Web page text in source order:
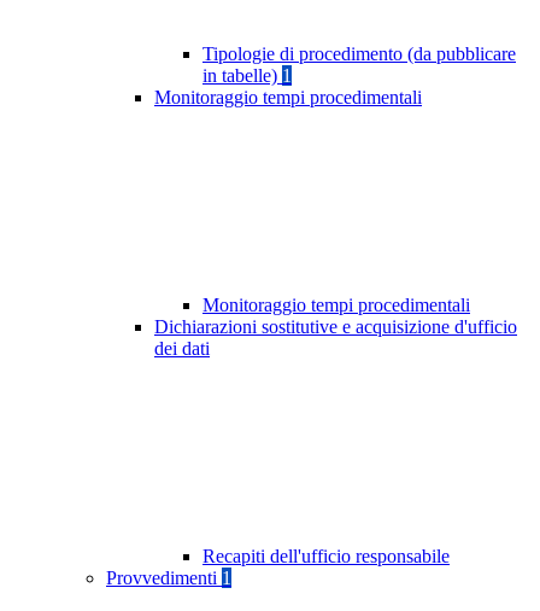
Tipologie di procedimento (da pubblicare
in tabelle) 1
Monitoraggio tempi procedimentali
Monitoraggio tempi procedimentali
Dichiarazioni sostitutive e acquisizione d'ufficio
dei dati
Recapiti dell'ufficio responsabile
Provvedimenti 1